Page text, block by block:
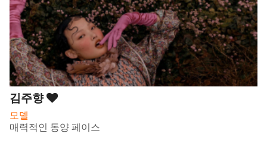
김주향
모델
매력적인 동양 페이스